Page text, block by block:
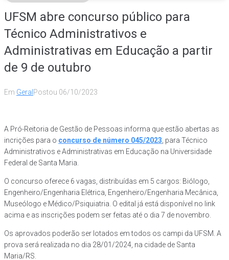
UFSM abre concurso público para
Técnico Administrativos e
Administrativas em Educação a partir
de 9 de outubro
Em Geral Postou 06/10/2023
A Pró-Reitoria de Gestão de Pessoas informa que estão abertas as
incrições para o concurso de número 045/2023 , para Técnico
Administrativos e Administrativas em Educação na Universidade
Federal de Santa Maria.
O concurso oferece 6 vagas, distribuídas em 5 cargos: Biólogo,
Engenheiro/Engenharia Elétrica, Engenheiro/Engenharia Mecânica,
Museólogo e Médico/Psiquiatria. O edital já está disponível no link
acima e as inscrições podem ser feitas até o dia 7 de novembro.
Os aprovados poderão ser lotados em todos os campi da UFSM. A
prova será realizada no dia 28/01/2024, na cidade de Santa
Maria/RS.